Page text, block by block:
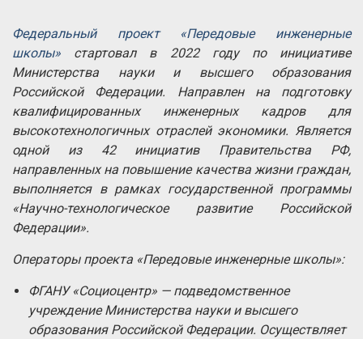
Федеральный проект «Передовые инженерные
школы» стартовал в 2022 году по инициативе
Министерства науки и высшего образования
Российской Федерации. Направлен на подготовку
квалифицированных инженерных кадров для
высокотехнологичных отраслей экономики. Является
одной из 42 инициатив Правительства РФ,
направленных на повышение качества жизни граждан,
выполняется в рамках государственной программы
«Научно-технологическое развитие Российской
Федерации».
Операторы проекта «Передовые инженерные школы»:
ФГАНУ «Социоцентр» — подведомственное
учреждение Министерства науки и высшего
образования Российской Федерации. Осуществляет